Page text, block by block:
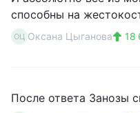
способны на
ОЦ Оксана Цыганова 18
После ответа Занозы